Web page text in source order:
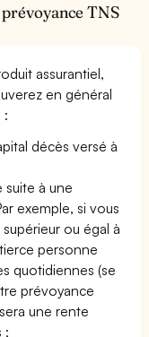
TNS
assurantiel,
en général
:
décès versé à
suite à une
exemple, si vous
ou égal à
personne
quotidiennes (se
prévoyance
une rente
;